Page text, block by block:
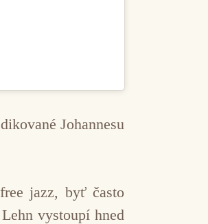
Johannesu
jazz, byť často
vystoupí hned